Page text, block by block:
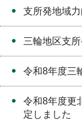
支所発地域
三輪地区支
令和8年度三
令和8年度更
定しました